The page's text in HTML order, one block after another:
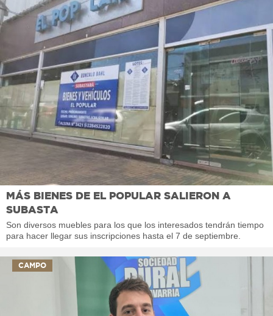
MÁS BIENES DE EL POPULAR SALIERON A
SUBASTA
Son diversos muebles para los que los interesados tendrán tiempo
para hacer llegar sus inscripciones hasta el 7 de septiembre.
CAMPO